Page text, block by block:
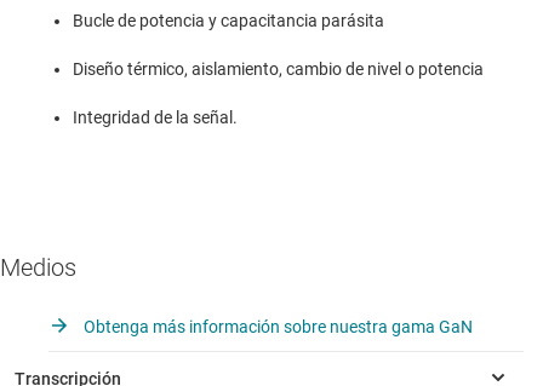
Bucle de potencia y capacitancia parásita
Diseño térmico, aislamiento, cambio de nivel o potencia
Integridad de la señal.
Medios
Obtenga más información sobre nuestra gama GaN